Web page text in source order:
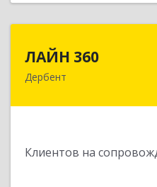
ЛАЙН 360
Дербент
Клиентов на
368600, Дагестан